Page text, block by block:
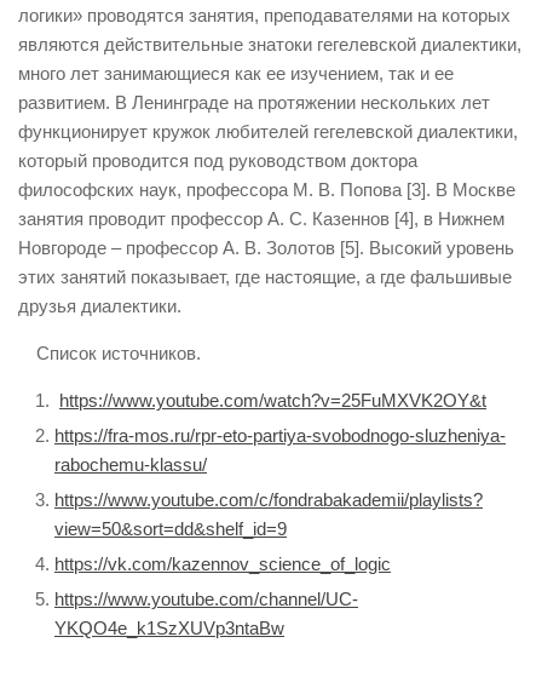
логики» проводятся занятия, преподавателями на которых
являются действительные знатоки гегелевской диалектики,
много лет занимающиеся как ее изучением, так и ее
развитием. В Ленинграде на протяжении нескольких лет
функционирует кружок любителей гегелевской диалектики,
который проводится под руководством доктора
философских наук, профессора М. В. Попова [3]. В Москве
занятия проводит профессор А. С. Казеннов [4], в Нижнем
Новгороде – профессор А. В. Золотов [5]. Высокий уровень
этих занятий показывает, где настоящие, а где фальшивые
друзья диалектики.
Список источников.
https://www.youtube.com/watch?v=25FuMXVK2OY&t
https://fra-mos.ru/rpr-eto-partiya-svobodnogo-sluzheniya-
rabochemu-klassu/
https://www.youtube.com/c/fondrabakademii/playlists?
view=50&sort=dd&shelf_id=9
https://vk.com/kazennov_science_of_logic
https://www.youtube.com/channel/UC-
YKQO4e_k1SzXUVp3ntaBw